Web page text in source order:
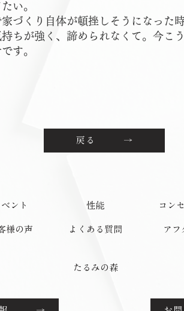
い。
づくり自体が頓挫しそうになった
ちが強く、諦められなくて。今こ
す。
戻る →
ベント 性能 コン
様の声 よくある質問 アフ
たるみの森